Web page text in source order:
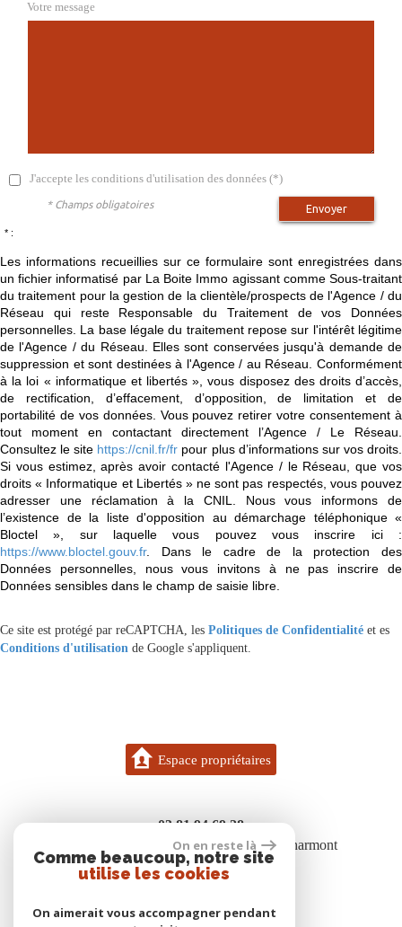
Votre message
J'accepte les conditions d'utilisation des données (*)
Envoyer
* Champs obligatoires
* :
Les informations recueillies sur ce formulaire sont enregistrées dans
un fichier informatisé par La Boite Immo agissant comme Sous-traitant
du traitement pour la gestion de la clientèle/prospects de l'Agence / du
Réseau qui reste Responsable du Traitement de vos Données
personnelles. La base légale du traitement repose sur l'intérêt légitime
de l'Agence / du Réseau. Elles sont conservées jusqu'à demande de
suppression et sont destinées à l'Agence / au Réseau. Conformément
à la loi « informatique et libertés », vous disposez des droits d’accès,
de rectification, d’effacement, d’opposition, de limitation et de
portabilité de vos données. Vous pouvez retirer votre consentement à
tout moment en contactant directement l’Agence / Le Réseau.
Consultez le site https://cnil.fr/fr pour plus d’informations sur vos droits.
Si vous estimez, après avoir contacté l'Agence / le Réseau, que vos
droits « Informatique et Libertés » ne sont pas respectés, vous pouvez
adresser une réclamation à la CNIL. Nous vous informons de
l’existence de la liste d'opposition au démarchage téléphonique «
Bloctel », sur laquelle vous pouvez vous inscrire ici :
https://www.bloctel.gouv.fr. Dans le cadre de la protection des
Données personnelles, nous vous invitons à ne pas inscrire de
Données sensibles dans le champ de saisie libre.
Ce site est protégé par reCAPTCHA, les Politiques de Confidentialité et es
Conditions d'utilisation de Google s'appliquent.
Espace propriétaires
03 81 94 69 28
7 bis rue des boisgenets 25600 Vieux-Charmont
contact@gigon.immo
On en reste là
Comme beaucoup, notre site
utilise les cookies
On aimerait vous accompagner pendant